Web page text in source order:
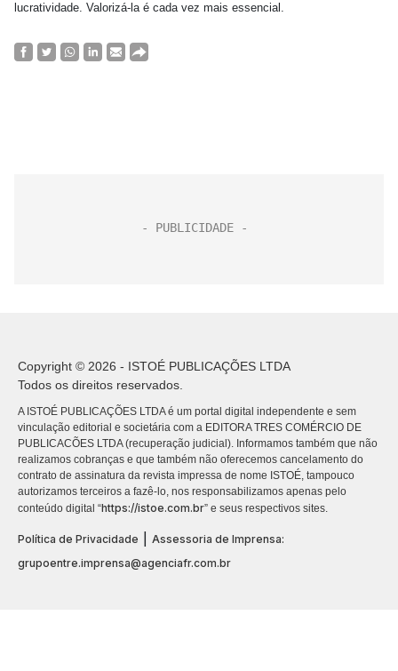
lucratividade. Valorizá-la é cada vez mais essencial.
Copyright © 2026 - ISTOÉ PUBLICAÇÕES LTDA
Todos os direitos reservados.
A ISTOÉ PUBLICAÇÕES LTDA é um portal digital independente e sem
vinculação editorial e societária com a EDITORA TRES COMÉRCIO DE
PUBLICACÕES LTDA (recuperação judicial). Informamos também que não
realizamos cobranças e que também não oferecemos cancelamento do
contrato de assinatura da revista impressa de nome ISTOÉ, tampouco
autorizamos terceiros a fazê-lo, nos responsabilizamos apenas pelo
conteúdo digital “https://istoe.com.br” e seus respectivos sites.
Política de Privacidade
Assessoria de Imprensa:
grupoentre.imprensa@agenciafr.com.br